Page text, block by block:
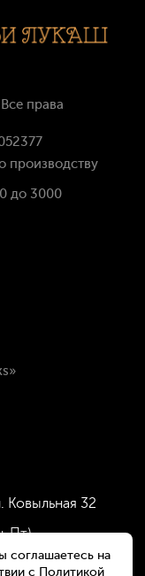
права
производству
до 3000
Ковыльная 32
Пт)
соглашаетесь на
с Политикой